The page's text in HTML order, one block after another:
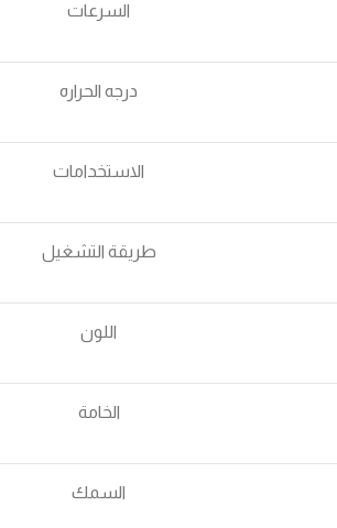
السرعات
درجه الحراره
الاستخدامات
طريقة التشغيل
اللون
الخامة
السمك